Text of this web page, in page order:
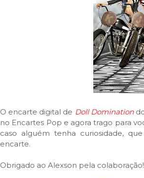
O encarte digital de Doll Domination
no Encartes Pop e agora trago para
caso alguém tenha curiosidade,
encarte.
Obrigado ao Alexson pela colaboração!